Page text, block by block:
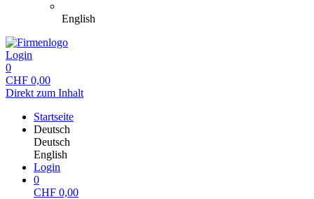
English
Login
0
CHF 0,00
Direkt zum Inhalt
Startseite
Deutsch
Deutsch
English
Login
0
CHF 0,00